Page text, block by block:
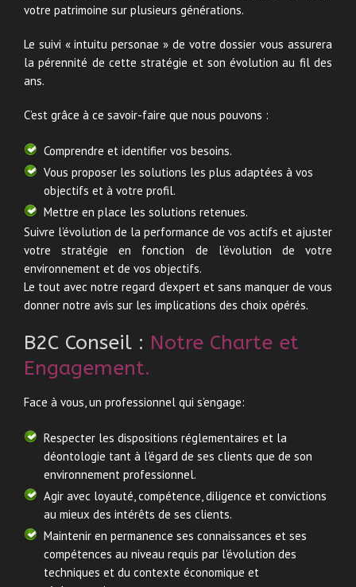
votre patrimoine sur plusieurs générations.
Le suivi « intuitu personae » de votre dossier vous assurera
la pérennité de cette stratégie et son évolution au fil des
ans.
C’est grâce à ce savoir-faire que nous pouvons :
Comprendre et identifier vos besoins.
Vous proposer les solutions les plus adaptées à vos
objectifs et à votre profil.
Mettre en place les solutions retenues.
Suivre l’évolution de la performance de vos actifs et ajuster
votre stratégie en fonction de l’évolution de votre
environnement et de vos objectifs.
Le tout avec notre regard d’expert et sans manquer de vous
donner notre avis sur les implications des choix opérés.
B2C Conseil : Notre Charte et
Engagement.
Face à vous, un professionnel qui s’engage:
Respecter les dispositions réglementaires et la
déontologie tant à l'égard de ses clients que de son
environnement professionnel.
Agir avec loyauté, compétence, diligence et convictions
au mieux des intérêts de ses clients.
Maintenir en permanence ses connaissances et ses
compétences au niveau requis par l'évolution des
techniques et du contexte économique et